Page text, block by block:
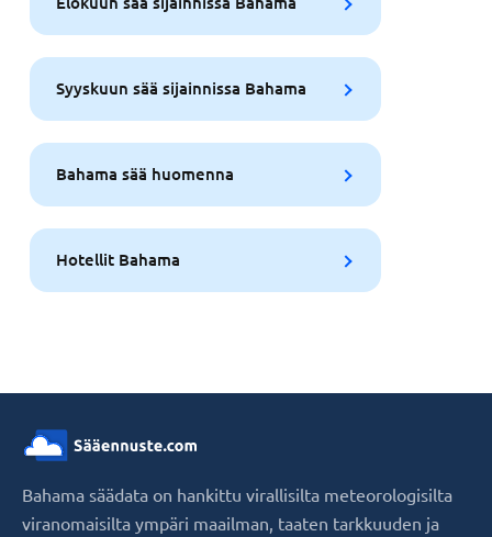
Syyskuun sää sijainnissa Bahama
Bahama sää huomenna
Hotellit Bahama
Bahama säädata on hankittu virallisilta meteorologisilta
viranomaisilta ympäri maailman, taaten tarkkuuden ja